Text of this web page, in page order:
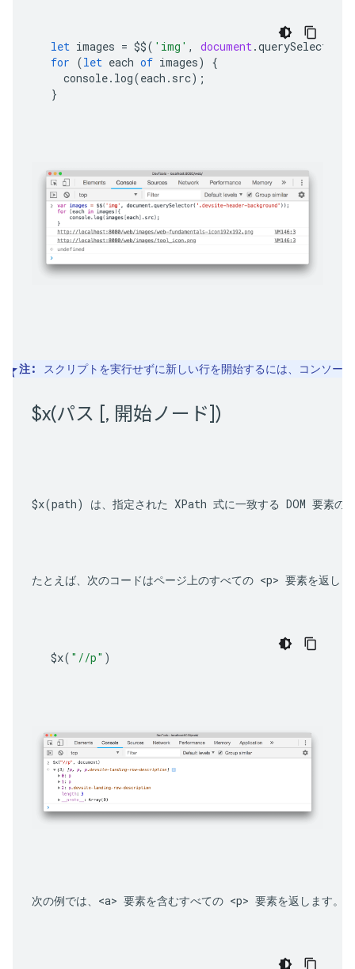
let images = $$( 'img' , document.querySelector
for (let each of images)
{
console. log(each . src);
}
注: スクリプトを実行せずに新しい行を開始するには、コンソー
$x(パス [, 開始ノード])
$x(path) は、指定された XPath 式に一致する DOM 要素の
たとえば、次のコードはページ上のすべての <p> 要素を返しま
$x( "//p" )
次の例では、 <a> 要素を含むすべての <p> 要素を返します。